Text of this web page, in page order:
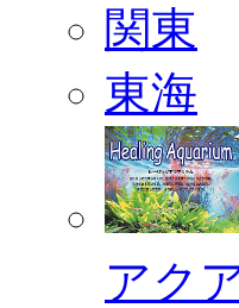
関東
東海
アク